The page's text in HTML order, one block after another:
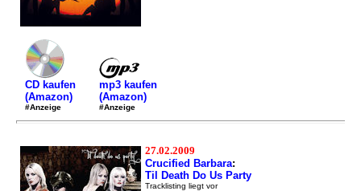
CD kaufen
(Amazon)
#Anzeige
mp3 kaufen
(Amazon)
#Anzeige
27.02.2009
Crucified Barbara:
Til Death Do Us Party
Tracklisting liegt vor